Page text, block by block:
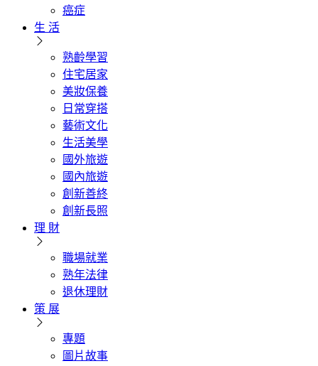
癌症
生 活
熟齡學習
住宅居家
美妝保養
日常穿搭
藝術文化
生活美學
國外旅遊
國內旅遊
創新善終
創新長照
理 財
職場就業
熟年法律
退休理財
策 展
專題
圖片故事